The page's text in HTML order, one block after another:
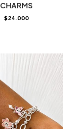
CHARMS
$24.000